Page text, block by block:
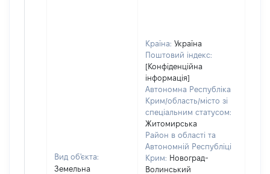
Вид об'єкта:
Земельна
Країна: Україна
Поштовий індекс:
[Конфіденційна
інформація]
Автономна Республіка
Крим/область/місто зі
спеціальним статусом:
Житомирська
Район в області та
Автономній Республіці
Крим: Новоград-
Волинський